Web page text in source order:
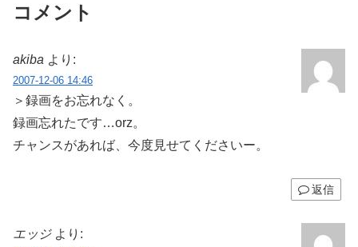
コメント
akiba より:
2007-12-06 14:46
＞録画をお忘れなく。
録画忘れたです…orz。
チャンスがあれば、今度見せてくださいー。
返信
エッジ より: